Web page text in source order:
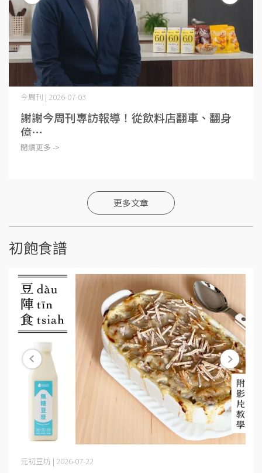
今周刊 | 2026-07-03
謝謝今周刊專訪報導！從飲料店翻車、翻身
億⋯
閱讀更多 ->
更多文章
初飽食譜
元初豆坊 | 2026-07-22